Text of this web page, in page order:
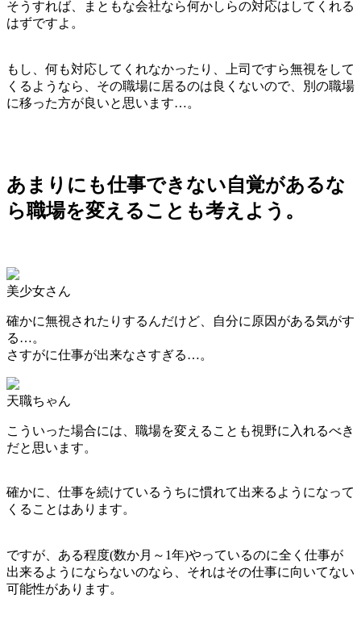
そうすれば、まともな会社なら何かしらの対応はしてくれる
はずですよ。
もし、何も対応してくれなかったり、上司ですら無視をして
くるようなら、 その職場に居るのは良くないので、別の職場
に移った方が良いと思います…。
あまりにも仕事できない自覚があるな
ら職場を変えることも考えよう。
美少女さん
確かに無視されたりするんだけど、自分に原因がある気がす
る…。
さすがに仕事が出来なさすぎる…。
天職ちゃん
こういった場合には、職場を変えることも視野に入れるべき
だと思います。
確かに、仕事を続けているうちに慣れて出来るようになって
くることはあります。
ですが、ある程度(数か月～1年)やっているのに全く仕事が
出来るようにならないのなら、それはその仕事に向いてない
可能性があります。